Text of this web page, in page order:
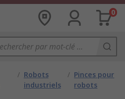
0
/ Robots
industriels
/ Pinces pour
robots